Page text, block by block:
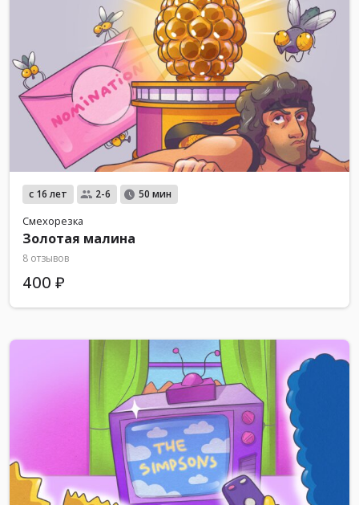
с 16 лет 2-6 50 мин
Смехорезка
Золотая малина
8 отзывов
400 ₽